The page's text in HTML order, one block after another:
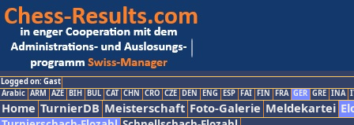
Logged on: Gast
Arabic ARM AZE BIH BUL CAT CHN CRO CZE DEN ENG ESP FAI FIN FRA GER GRE INA
Home TurnierDB Meisterschaft Foto-Galerie Meldekartei